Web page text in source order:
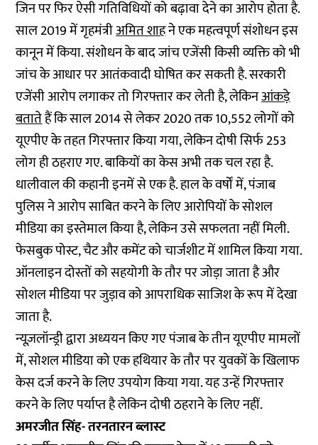
जिन पर फिर ऐसी गतिविधियों को बढ़ावा देने का आरोप होता है.
साल 2019 में गृहमंत्रीअमित शाहने एक महत्वपूर्ण संशोधन इस
कानून में किया. संशोधन के बाद जांच एजेंसी किसी व्यक्ति को भी
जांच के आधार पर आतंकवादी घोषित कर सकती है. सरकारी
एजेंसी आरोप लगाकर तो गिरफ्तार कर लेती है, लेकिनआंकड़े
बतातेहैं कि साल 2014 से लेकर 2020 तक 10,552 लोगों को
यूएपीए के तहत गिरफ्तार किया गया, लेकिन दोषी सिर्फ 253
लोग ही ठहराए गए. बाकियों का केस अभी तक चल रहा है.
धालीवाल की कहानी इनमें से एक है. हाल के वर्षों में, पंजाब
पुलिस ने आरोप साबित करने के लिए आरोपियों के सोशल
मीडिया का इस्तेमाल किया है, लेकिन उसे सफलता नहीं मिली.
फेसबुक पोस्ट, चैट और कमेंट को चार्जशीट में शामिल किया गया.
ऑनलाइन दोस्तों को सहयोगी के तौर पर जोड़ा जाता है और
सोशल मीडिया पर जुड़ाव को आपराधिक साजिश के रूप में देखा
जाता है.
न्यूज़लॉन्ड्री द्वारा अध्ययन किए गए पंजाब के तीन यूएपीए मामलों
में, सोशल मीडिया को एक हथियार के तौर पर युवकों के खिलाफ
केस दर्ज करने के लिए उपयोग किया गया. यह उन्हें गिरफ्तार
करने के लिए पर्याप्त है लेकिन दोषी ठहराने के लिए नहीं.
अमरजीत सिंह- तरनतारन ब्लास्ट